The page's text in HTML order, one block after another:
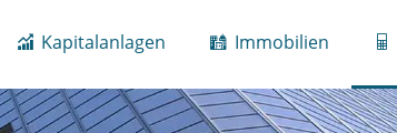
Kapitalanlagen Immobilien